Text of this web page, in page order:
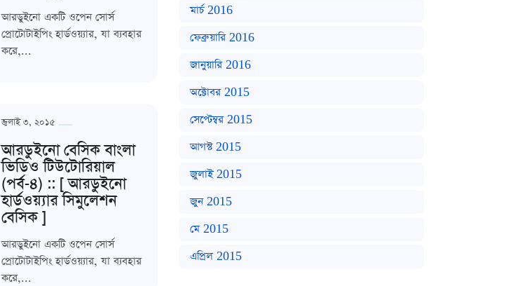
আরডুইনো একটি ওপেন সোর্স
প্রোটোটাইপিং হার্ডওয়্যার, যা ব্যবহার
করে,...
জুলাই ৩, ২০১৫
আরডুইনো বেসিক বাংলা
ভিডিও টিউটোরিয়াল
(পর্ব-৪) :: [ আরডুইনো
হার্ডওয়্যার সিমুলেশন
বেসিক ]
আরডুইনো একটি ওপেন সোর্স
প্রোটোটাইপিং হার্ডওয়্যার, যা ব্যবহার
করে,...
মার্চ 2016
ফেব্রুয়ারি 2016
জানুয়ারি 2016
অক্টোবর 2015
সেপ্টেম্বর 2015
আগস্ট 2015
জুলাই 2015
জুন 2015
মে 2015
এপ্রিল 2015